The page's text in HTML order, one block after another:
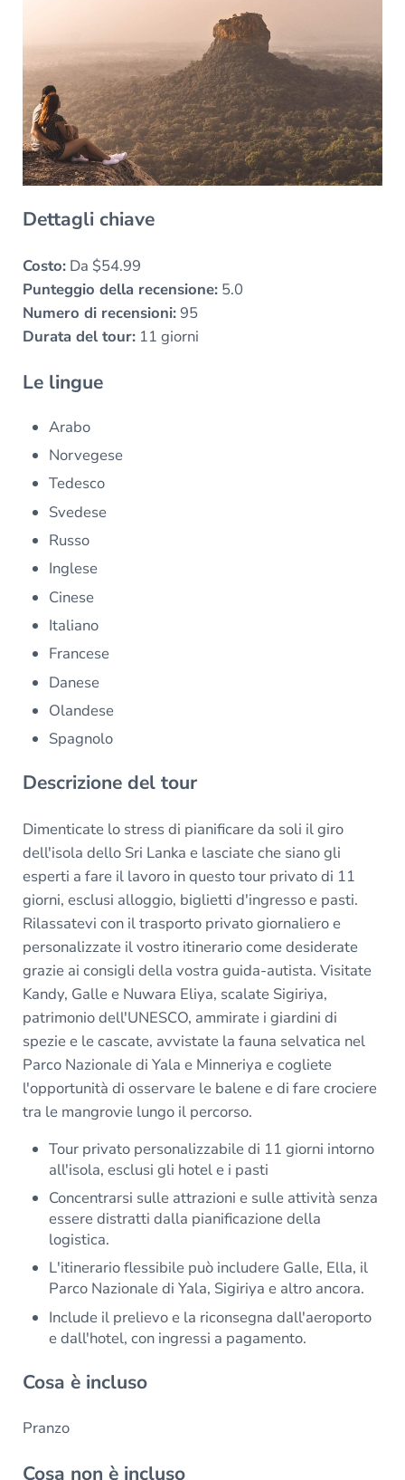
Dettagli chiave
Costo:Da $54.99
Punteggio della recensione:5.0
Numero di recensioni:95
Durata del tour:11 giorni
Le lingue
Arabo
Norvegese
Tedesco
Svedese
Russo
Inglese
Cinese
Italiano
Francese
Danese
Olandese
Spagnolo
Descrizione del tour
Dimenticate lo stress di pianificare da soli il giro
dell'isola dello Sri Lanka e lasciate che siano gli
esperti a fare il lavoro in questo tour privato di 11
giorni, esclusi alloggio, biglietti d'ingresso e pasti.
Rilassatevi con il trasporto privato giornaliero e
personalizzate il vostro itinerario come desiderate
grazie ai consigli della vostra guida-autista. Visitate
Kandy, Galle e Nuwara Eliya, scalate Sigiriya,
patrimonio dell'UNESCO, ammirate i giardini di
spezie e le cascate, avvistate la fauna selvatica nel
Parco Nazionale di Yala e Minneriya e cogliete
l'opportunità di osservare le balene e di fare crociere
tra le mangrovie lungo il percorso.
Tour privato personalizzabile di 11 giorni intorno
all'isola, esclusi gli hotel e i pasti
Concentrarsi sulle attrazioni e sulle attività senza
essere distratti dalla pianificazione della
logistica.
L'itinerario flessibile può includere Galle, Ella, il
Parco Nazionale di Yala, Sigiriya e altro ancora.
Include il prelievo e la riconsegna dall'aeroporto
e dall'hotel, con ingressi a pagamento.
Cosa è incluso
Pranzo
Cosa non è incluso